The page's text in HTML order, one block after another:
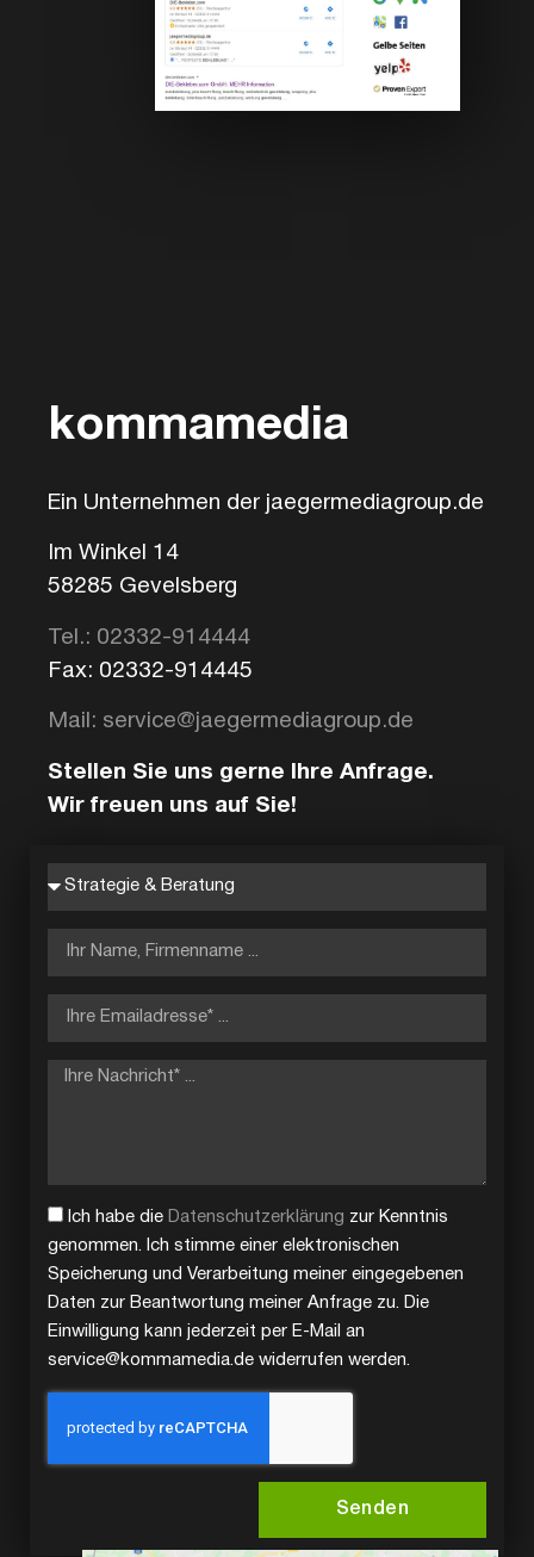
kommamedia
Ein Unternehmen der jaegermediagroup.de
Im Winkel 14
58285 Gevelsberg
Tel.: 02332-914444
Fax: 02332-914445
Mail: service@jaegermediagroup.de
Stellen Sie uns gerne Ihre Anfrage.
Wir freuen uns auf Sie!
Ich habe die Datenschutzerklärung zur Kenntnis
genommen. Ich stimme einer elektronischen
Speicherung und Verarbeitung meiner eingegebenen
Daten zur Beantwortung meiner Anfrage zu. Die
Einwilligung kann jederzeit per E-Mail an
service@kommamedia.de widerrufen werden.
Senden